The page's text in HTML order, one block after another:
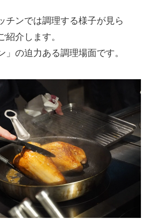
チンでは調理する様子が見ら
紹介します。
」の迫力ある調理場面です。